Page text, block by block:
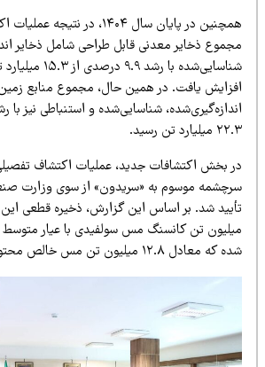
همچنین در پایان سال ۱۴۰۴، در نتیجه عملیات اکتشافی
معدنی قابل طراحی شامل ذخایر اندازه‌گیری‌شده و
شناسایی‌شده با رشد ۹.۹ درصدی از ۱۵.۳
در همین حال، مجموع منابع زمین‌شناسی شامل
اندازه‌گیری‌شده، شناسایی‌شده و استنباطی نیز با رشد ۳.۸
در بخش اکتشافات جدید، عملیات اکتشاف تفصیلی معدن شماره ۲
به «سریدون» از سوی وزارت صنعت، معدن و
میلیون تن کانسنگ مس سولفیدی با عیار متوسط ۰.۴۲